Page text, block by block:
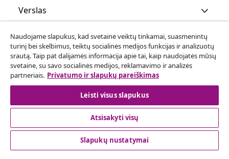
Verslas
vidaXL
Atraskite daugiau
© 2008-2026 vidaXL www.vidaxl.lt yra vidaXL Marketplace
Naudojame slapukus, kad svetainė veiktų tinkamai, suasmenintų
turinį bei skelbimus, teiktų socialinės medijos funkcijas ir analizuotų
srautą. Taip pat dalijamės informacija apie tai, kaip naudojatės mūsų
svetaine, su savo socialinės medijos, reklamavimo ir analizės
partneriais. Privatumo ir slapukų pareiškimas
Leisti visus slapukus
Atsisakyti visų
Slapukų nustatymai